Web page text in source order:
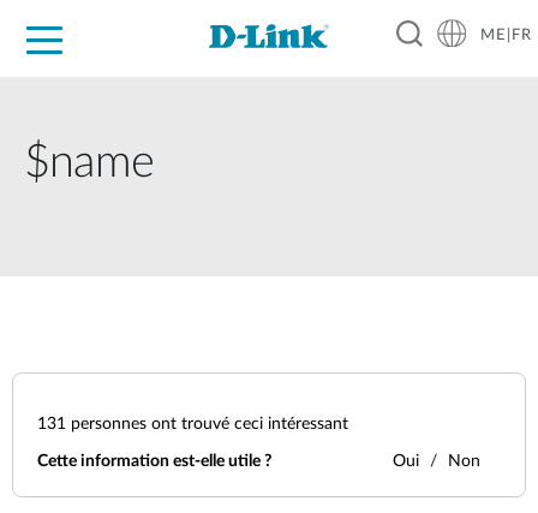
ME|FR
$name
131 personnes ont trouvé ceci intéressant
Cette information est-elle utile ? Oui Non